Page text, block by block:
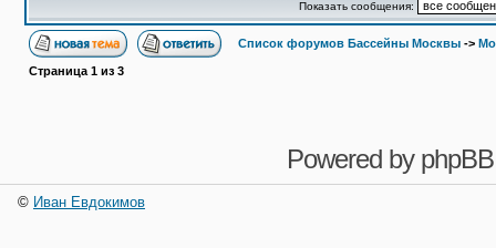
Показать сообщения:
Список форумов Бассейны Москвы ->
Страница 1 из 3
Powered by phpBB
© Иван Евдокимов